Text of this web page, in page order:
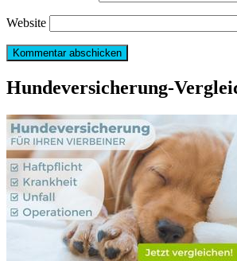
Website
Hundeversicherung-